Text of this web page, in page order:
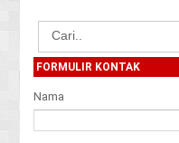
FORMULIR KONTAK
Nama